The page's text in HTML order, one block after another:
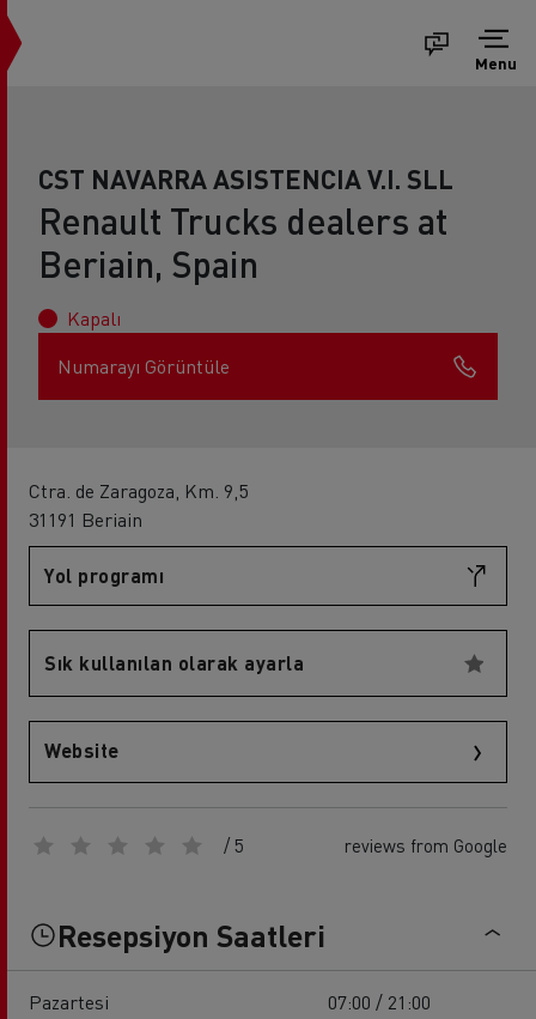
Menu
CST NAVARRA ASISTENCIA V.I. SLL
Renault Trucks dealers at
Beriain, Spain
Kapalı
Numarayı Görüntüle
Ctra. de Zaragoza, Km. 9,5
31191 Beriain
Yol programı
Sık kullanılan olarak ayarla
Website
/ 5 reviews from Google
Resepsiyon Saatleri
Pazartesi
07:00 / 21:00